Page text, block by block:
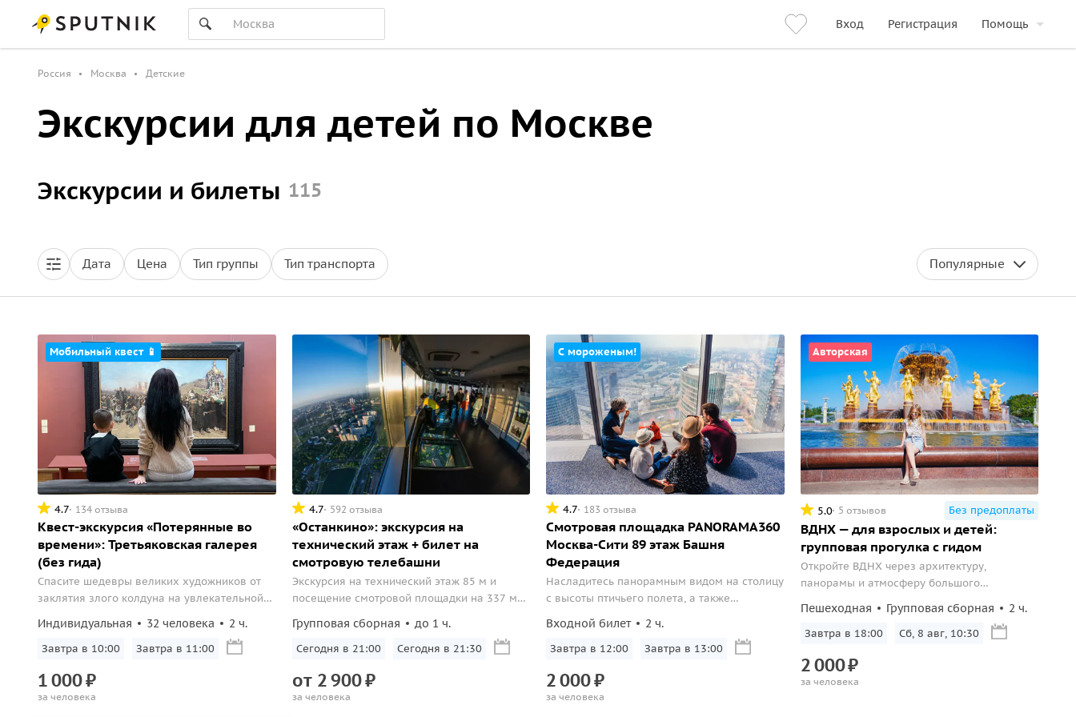
Вход Регистрация Помощь
Россия Москва Детские
Экскурсии для детей по Москве
Экскурсии и билеты 115
Дата Цена Тип группы Тип транспорта Популярные
Мобильный квест 📱
4.7 134 отзыва
Квест-экскурсия «Потерянные во
времени»: Третьяковская галерея
(без гида)
Спасите шедевры великих художников от
заклятия злого колдуна на увлекательной
Индивидуальная 32 человека 2 ч.
Завтра в 10:00 Завтра в 11:00
1000₽
за человека
4.7 592 отзыва
«Останкино»: экскурсия на
технический этаж + билет на
смотровую телебашни
Экскурсия на технический этаж 85 м и
посещение смотровой площадки на 337 м
Групповая сборная до 1 ч.
Сегодня в 21:00 Сегодня в 21:30
от 2900₽
за человека
С мороженым!
4.7 183 отзыва
Смотровая площадка PANORAMA360
Москва-Сити 89 этаж Башня
Федерация
Насладитесь панорамным видом на столицу
с высоты птичьего полета, а также
Входной билет 2 ч.
Завтра в 12:00 Завтра в 13:00
2000₽
за человека
Авторская
5.0 5 отзывов Без предоплаты
ВДНХ — для взрослых и детей:
групповая прогулка с гидом
Откройте ВДНХ через архитектуру,
панорамы и атмосферу большого
Пешеходная Групповая сборная 2 ч.
Завтра в 18:00 Сб, 8 авг, 10:30
2000₽
за человека